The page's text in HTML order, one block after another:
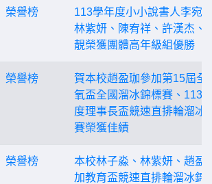
榮譽榜
113學年度小小說書人李宛
林紫妍、陳宥祥、許漢杰、
靚榮獲團體高年級組優勝
榮譽榜
賀本校趙盈珈參加第15屆全
氧盃全國溜冰錦標賽、113
度理事長盃競速直排輪溜冰
賽榮獲佳績
榮譽榜
本校林子淼、林紫妍、趙盈
加教育盃競速直排輪溜冰錦